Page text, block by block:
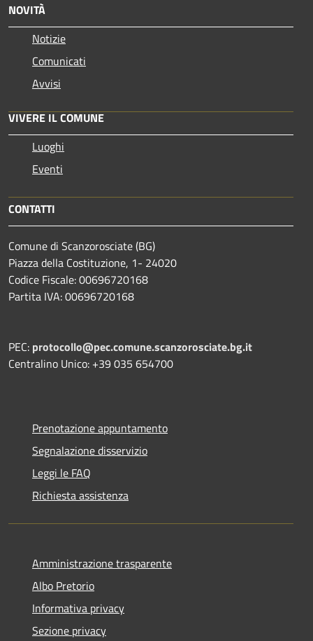
NOVITÀ
Notizie
Comunicati
Avvisi
VIVERE IL COMUNE
Luoghi
Eventi
CONTATTI
Comune di Scanzorosciate (BG)
Piazza della Costituzione, 1- 24020
Codice Fiscale: 00696720168
Partita IVA: 00696720168
PEC: protocollo@pec.comune.scanzorosciate.bg.it
Centralino Unico: +39 035 654700
Prenotazione appuntamento
Segnalazione disservizio
Leggi le FAQ
Richiesta assistenza
Amministrazione trasparente
Albo Pretorio
Informativa privacy
Sezione privacy